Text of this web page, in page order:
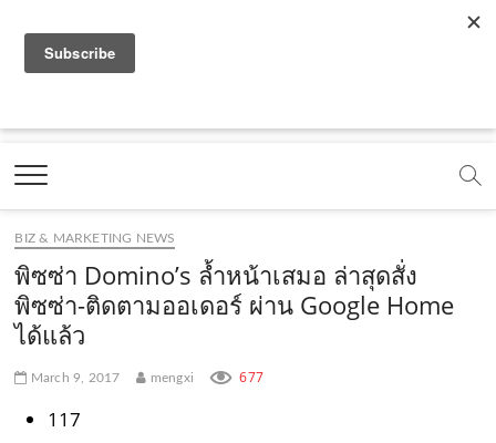
a
e
b
o
o
k
.
c
o
o
t
b
e
.
c
o
m
.
o
e
m
e
t
g
r
a
.
t
k
.
c
m
Marketing Oops!
DIGITAL | CREATIVE | ADVERTISING | CAMPAIGN |
BIZ & MARKETING NEWS
พิซซ่า Domino’s ล้ำหน้าเสมอ ล่าสุดสั่ง
พิซซ่า-ติดตามออเดอร์ ผ่าน Google Home
ได้แล้ว
March 9, 2017 mengxi 677
117